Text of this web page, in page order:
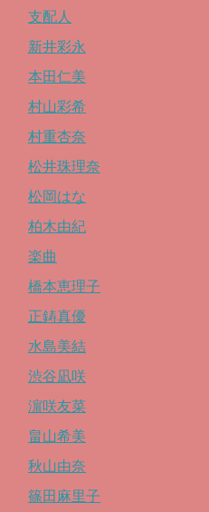
支配人
新井彩永
本田仁美
村山彩希
村重杏奈
松井珠理奈
松岡はな
柏木由紀
楽曲
橋本恵理子
正鋳真優
水島美結
渋谷凪咲
濵咲友菜
畠山希美
秋山由奈
篠田麻里子